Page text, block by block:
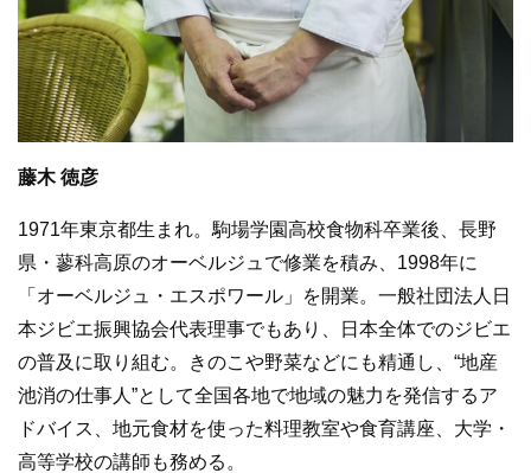
藤木 徳彦
1971年東京都生まれ。駒場学園高校食物科卒業後、長野
県・蓼科高原のオーベルジュで修業を積み、1998年に
「オーベルジュ・エスポワール」を開業。一般社団法人日
本ジビエ振興協会代表理事でもあり、日本全体でのジビエ
の普及に取り組む。きのこや野菜などにも精通し、“地産
池消の仕事人”として全国各地で地域の魅力を発信するア
ドバイス、地元食材を使った料理教室や食育講座、大学・
高等学校の講師も務める。